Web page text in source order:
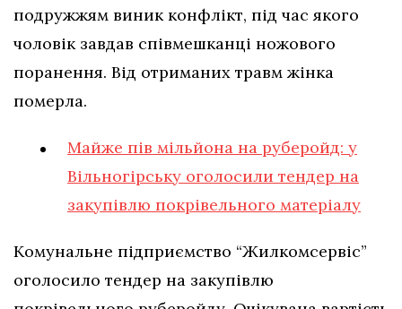
подружжям виник конфлікт, під час якого
чоловік завдав співмешканці ножового
поранення. Від отриманих травм жінка
померла.
Майже пів мільйона на руберойд: у
Вільногірську оголосили тендер на
закупівлю покрівельного матеріалу
Комунальне підприємство “Жилкомсервіс”
оголосило тендер на закупівлю